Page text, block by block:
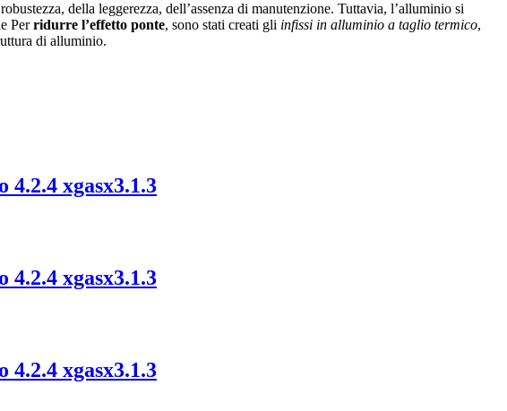
della leggerezza, dell’assenza di manutenzione. Tuttavia, l’alluminio si
Perridurre l’effetto ponte, sono stati creati gli infissi in alluminio a taglio termico,
di alluminio.
xgasx3.1.3
xgasx3.1.3
xgasx3.1.3